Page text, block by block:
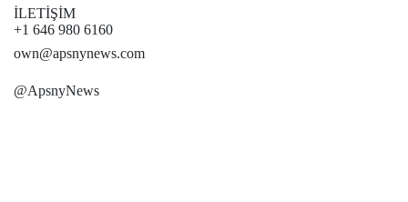
İLETİŞİM
+1 646 980 6160
own@apsnynews.com
@ApsnyNews